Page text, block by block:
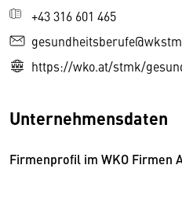
+43 316 601 465
https://wko.at/stmk/
Unternehmensdaten
Firmenprofil im WKO Firmen